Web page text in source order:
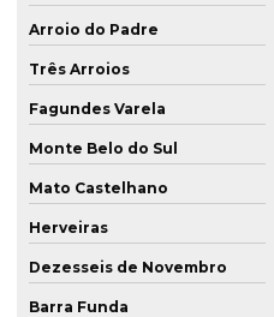
Arroio do Padre
Três Arroios
Fagundes Varela
Monte Belo do Sul
Mato Castelhano
Herveiras
Dezesseis de Novembro
Barra Funda